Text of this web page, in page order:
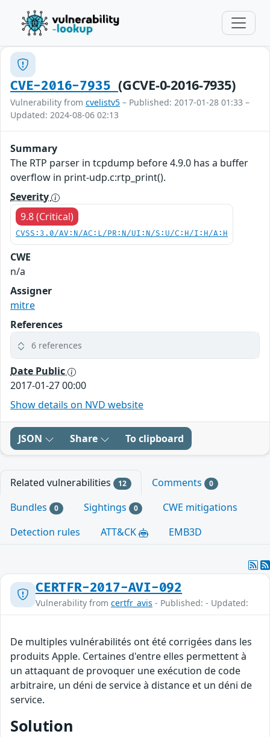
CVE-2016-7935(GCVE-0-2016-7935)
Vulnerability from cvelistv5 – Published: 2017-01-28 01:33 –
Updated: 2024-08-06 02:13
Summary
The RTP parser in tcpdump before 4.9.0 has a buffer
overflow in print-udp.c:rtp_print().
Severity
9.8 (Critical)
CVSS:3.0/AV:N/AC:L/PR:N/UI:N/S:U/C:H/I:H/A:H
CWE
n/a
Assigner
mitre
References
6 references
Date Public
2017-01-27 00:00
Show details on NVD website
JSON Share To clipboard
Related vulnerabilities 12 Comments 0
Bundles 0 Sightings 0
CWE mitigations
Detection rules
ATT&CK EMB3D
CERTFR-2017-AVI-092
Vulnerability from certfr_avis - Published: - Updated:
De multiples vulnérabilités ont été corrigées dans les
produits Apple. Certaines d'entre elles permettent à
un attaquant de provoquer une exécution de code
arbitraire, un déni de service à distance et un déni de
service.
Solution